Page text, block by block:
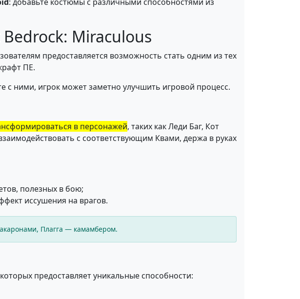
Miraculous
предоставляется возможность стать одним из тех
ПЕ.
с ними, игрок может заметно улучшить игровой процесс.
в персонажей, таких как Леди Баг, Кот
с соответствующим Квами, держа в руках
полезных в бою;
иссушения на врагов.
Плагга — камамбером.
предоставляет уникальные способности: